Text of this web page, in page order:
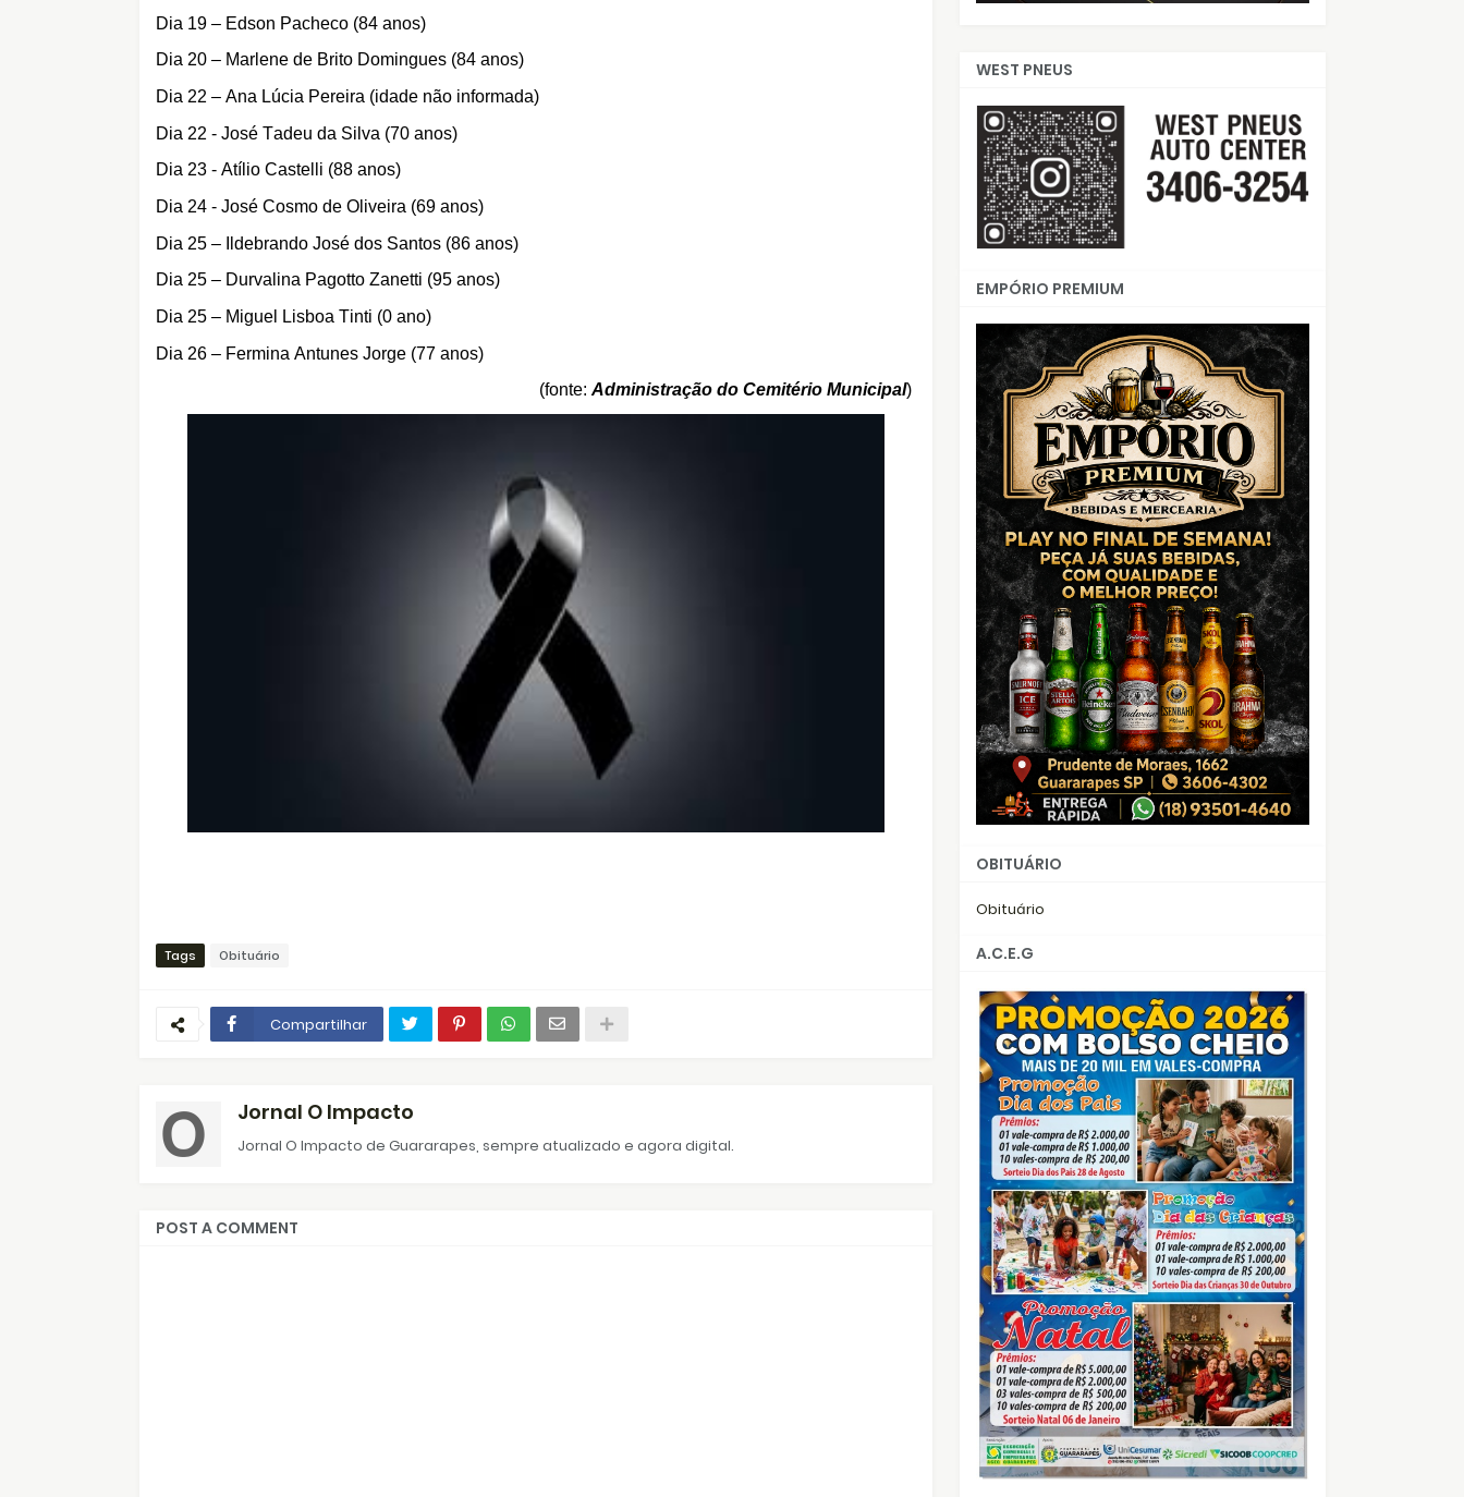
Dia 19 – Edson Pacheco (84 anos)
Dia 20 – Marlene de Brito Domingues (84 anos)
Dia 22 – Ana Lúcia Pereira (idade não informada)
Dia 22 - José Tadeu da Silva (70 anos)
Dia 23 - Atílio Castelli (88 anos)
Dia 24 - José Cosmo de Oliveira (69 anos)
Dia 25 – Ildebrando José dos Santos (86 anos)
Dia 25 – Durvalina Pagotto Zanetti (95 anos)
Dia 25 – Miguel Lisboa Tinti (0 ano)
Dia 26 – Fermina Antunes Jorge (77 anos)
(fonte: Administração do Cemitério Municipal)
Tags Obituário
Compartilhar
Jornal O Impacto
Jornal O Impacto de Guararapes, sempre atualizado e agora digital.
POST A COMMENT
WEST PNEUS
EMPÓRIO PREMIUM
OBITUÁRIO
Obituário
A.C.E.G